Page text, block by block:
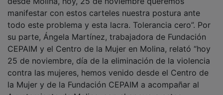
manifestar con estos carteles nuestra postura ante
todo este problema y esta lacra. Tolerancia cero”. Por
su parte, Ángela Martínez, trabajadora de Fundación
CEPAIM y el Centro de la Mujer en Molina, relató “hoy
25 de noviembre, día de la eliminación de la violencia
contra las mujeres, hemos venido desde el Centro de
la Mujer y de la Fundación CEPAIM a acompañar al
Ayuntamiento de Molina, con el apoyo a estas